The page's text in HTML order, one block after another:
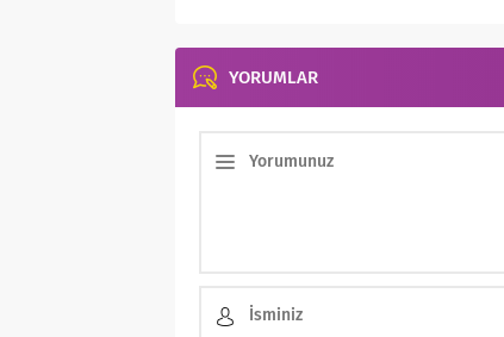
YORUMLAR